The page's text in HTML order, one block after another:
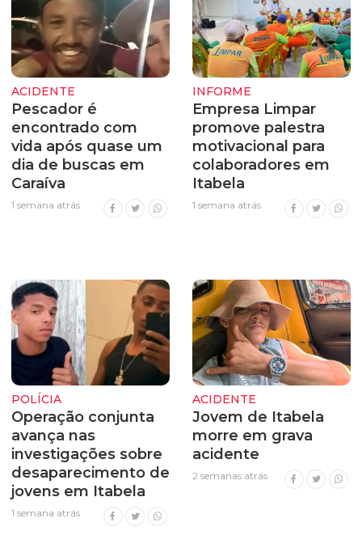
ACIDENTE
Pescador é
encontrado com
vida após quase um
dia de buscas em
Caraíva
1 semana atrás
INFORME
Empresa Limpar
promove palestra
motivacional para
colaboradores em
Itabela
1 semana atrás
POLÍCIA
Operação conjunta
avança nas
investigações sobre
desaparecimento de
jovens em Itabela
1 semana atrás
ACIDENTE
Jovem de Itabela
morre em grava
acidente
2 semanas atrás